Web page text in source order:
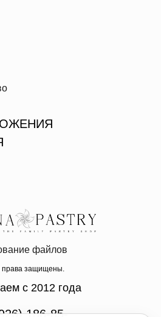
с 2012 года
186-85-
права защищены.
файлов